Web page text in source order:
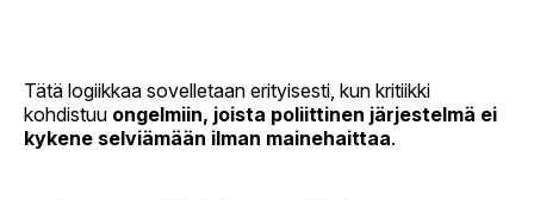
Tätä logiikkaa sovelletaan erityisesti, kun kritiikki
kohdistuu ongelmiin, joista poliittinen järjestelmä ei
kykene selviämään ilman mainehaittaa.